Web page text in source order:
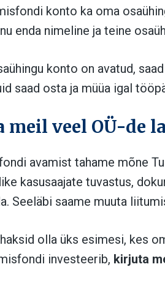
konto ka oma
enda nimeline ja teine
konto on avatud,
saad osta ja müüa igal
meil veel OÜ-de
avamist tahame mõne
kasusaajate tuvastus,
Seeläbi saame muuta
olla üks esimesi, kes
investeerib, kirjuta